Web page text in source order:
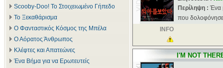
Scooby-Doo! Το Στοιχειωμένο Γήπεδο
Το Ξεκαθάρισμα
Ο Φανταστικός Κόσμος της Μπέλα
Ο Αόρατος Άνθρωπος
Κλέφτες και Απατεώνες
Ένα Βήμα για να Ερωτευτείς
Περίληψη : Ένα
που δολοφόνησε
INFO
I'M NOT